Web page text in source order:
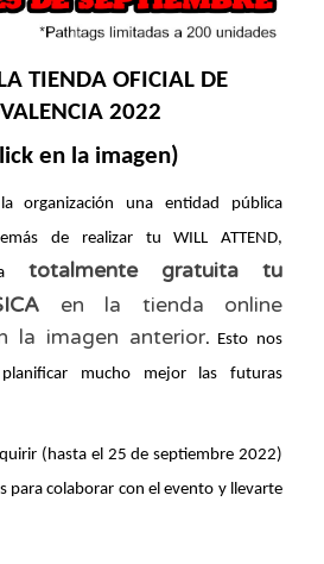
TIENDA OFICIAL DE
2022
en la imagen)
organización una entidad pública
de realizar tu WILL ATTEND,
totalmente gratuita tu
en la tienda online
la imagen anterior. Esto nos
mucho mejor las futuras
(hasta el 25 de septiembre 2022)
para colaborar con el evento y llevarte